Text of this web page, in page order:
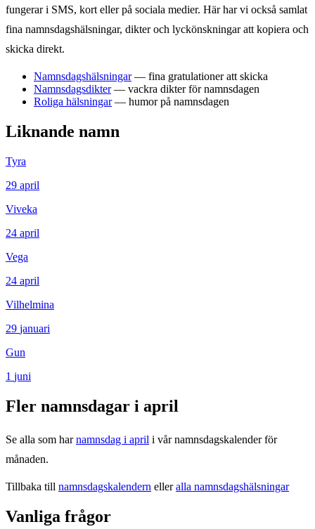
fungerar i SMS, kort eller på sociala medier. Här har vi också samlat
fina namnsdagshälsningar, dikter och lyckönskningar att kopiera och
skicka direkt.
Namnsdagshälsningar — fina gratulationer att skicka
Namnsdagsdikter— vackra dikter för namnsdagen
Roliga hälsningar— humor på namnsdagen
Liknande namn
Tyra
29 april
Viveka
24 april
Vega
24 april
Vilhelmina
29 januari
Gun
1 juni
Fler namnsdagar i april
Se alla som har namnsdag i april i vår namnsdagskalender för
månaden.
Tillbaka till namnsdagskalendern elleralla namnsdagshälsningar
Vanliga frågor